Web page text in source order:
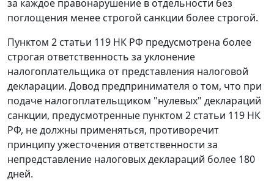
за каждое правонарушение в отдельности без
поглощения менее строгой санкции более строгой.
Пунктом 2 статьи 119 НК РФ предусмотрена более
строгая ответственность за уклонение
налогоплательщика от представления налоговой
декларации. Довод предпринимателя о том, что при
подаче налогоплательщиком "нулевых" деклараций
санкции, предусмотренные пунктом 2 статьи 119 НК
РФ, не должны применяться, противоречит
принципу ужесточения ответственности за
непредставление налоговых деклараций более 180
дней.